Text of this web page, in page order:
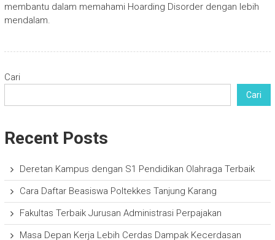
membantu dalam memahami Hoarding Disorder dengan lebih
mendalam.
Cari
Cari
Recent Posts
Deretan Kampus dengan S1 Pendidikan Olahraga Terbaik
Cara Daftar Beasiswa Poltekkes Tanjung Karang
Fakultas Terbaik Jurusan Administrasi Perpajakan
Masa Depan Kerja Lebih Cerdas Dampak Kecerdasan